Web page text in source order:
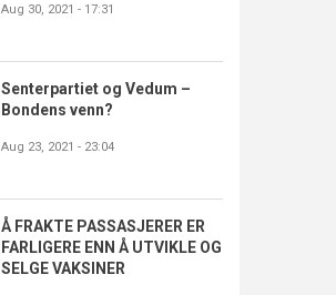
Aug 30, 2021 - 17:31
Senterpartiet og Vedum –
Bondens venn?
Aug 23, 2021 - 23:04
Å FRAKTE PASSASJERER ER
FARLIGERE ENN Å UTVIKLE OG
SELGE VAKSINER